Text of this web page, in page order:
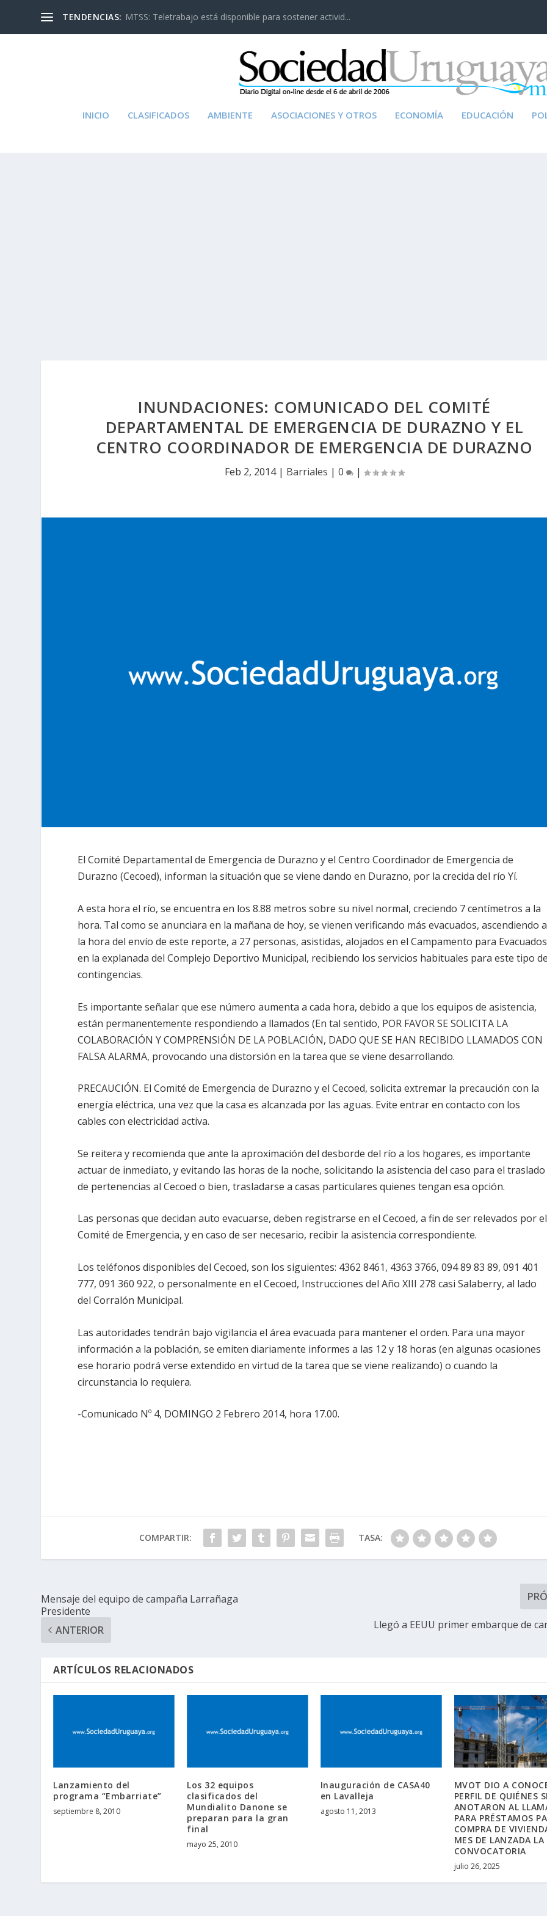
TENDENCIAS: MTSS: Teletrabajo está disponible para sostener activid...
INICIO CLASIFICADOS AMBIENTE ASOCIACIONES Y OTROS ECONOMÍA EDUCACIÓN
INUNDACIONES: COMUNICADO DEL COMITÉ
DEPARTAMENTAL DE EMERGENCIA DE DURAZNO Y EL
CENTRO COORDINADOR DE EMERGENCIA DE DURAZNO
Feb 2, 2014| Barriales | 0 |
El Comité Departamental de Emergencia de Durazno y el Centro Coordinador de Emergencia de
Durazno (Cecoed), informan la situación que se viene dando en Durazno, por la crecida del río Yí.
A esta hora el río, se encuentra en los 8.88 metros sobre su nivel normal, creciendo 7 centímetros a la
hora. Tal como se anunciara en la mañana de hoy, se vienen verificando más evacuados, ascendiendo a
la hora del envío de este reporte, a 27 personas, asistidas, alojados en el Campamento para
en la explanada del Complejo Deportivo Municipal, recibiendo los servicios habituales para este tipo
contingencias.
Es importante señalar que ese número aumenta a cada hora, debido a que los equipos de asistencia,
están permanentemente respondiendo a llamados (En tal sentido, POR FAVOR SE SOLICITA LA
COLABORACIÓN Y COMPRENSIÓN DE LA POBLACIÓN, DADO QUE SE HAN RECIBIDO LLAMADOS CON
FALSA ALARMA, provocando una distorsión en la tarea que se viene desarrollando.
PRECAUCIÓN. El Comité de Emergencia de Durazno y el Cecoed, solicita extremar la precaución con la
energía eléctrica, una vez que la casa es alcanzada por las aguas. Evite entrar en contacto con los
cables con electricidad activa.
Se reitera y recomienda que ante la aproximación del desborde del río a los hogares, es importante
actuar de inmediato, y evitando las horas de la noche, solicitando la asistencia del caso para el traslado
de pertenencias al Cecoed o bien, trasladarse a casas particulares quienes tengan esa opción.
Las personas que decidan auto evacuarse, deben registrarse en el Cecoed, a fin de ser relevados por el
Comité de Emergencia, y en caso de ser necesario, recibir la asistencia correspondiente.
Los teléfonos disponibles del Cecoed, son los siguientes: 4362 8461, 4363 3766, 094 89 83 89, 091 401
777, 091 360 922, o personalmente en el Cecoed, Instrucciones del Año XIII 278 casi Salaberry, al lado
del Corralón Municipal.
Las autoridades tendrán bajo vigilancia el área evacuada para mantener el orden. Para una mayor
información a la población, se emiten diariamente informes a las 12 y 18 horas (en algunas ocasiones
ese horario podrá verse extendido en virtud de la tarea que se viene realizando) o cuando la
circunstancia lo requiera.
-Comunicado Nº 4, DOMINGO 2 Febrero 2014, hora 17.00.
COMPARTIR: TASA:
Mensaje del equipo de campaña Larrañaga
Presidente
ANTERIOR
Llegó a EEUU primer embarque de
ARTÍCULOS RELACIONADOS
Lanzamiento del
programa “Embarriate”
septiembre 8, 2010
Los 32 equipos
clasificados del
Mundialito Danone se
preparan para la gran
final
mayo 25, 2010
Inauguración de CASA40
en Lavalleja
agosto 11, 2013
MVOT DIO A
PERFIL DE QUIÉNES
ANOTARON AL
PARA PRÉSTAMOS
COMPRA DE
MES DE LANZADA LA
CONVOCATORIA
julio 26, 2025